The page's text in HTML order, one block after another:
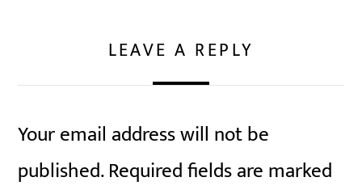
LEAVE A REPLY
Your email address will not be
published.Required fields are marked